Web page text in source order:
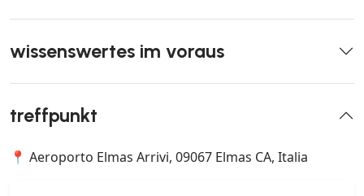
wissenswertes im voraus
treffpunkt
📍 Aeroporto Elmas Arrivi, 09067 Elmas CA, Italia